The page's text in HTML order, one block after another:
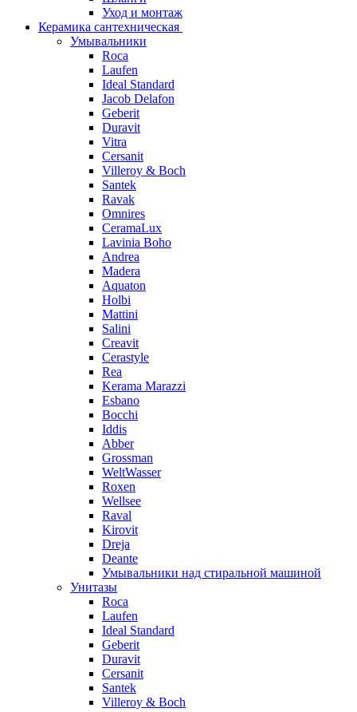
Уход и монтаж
Керамика сантехническая
Умывальники
Roca
Laufen
Ideal Standard
Jacob Delafon
Geberit
Duravit
Vitra
Cersanit
Villeroy & Boch
Santek
Ravak
Omnires
CeramaLux
Lavinia Boho
Andrea
Madera
Aquaton
Holbi
Mattini
Salini
Creavit
Cerastyle
Rea
Kerama Marazzi
Esbano
Bocchi
Iddis
Abber
Grossman
WeltWasser
Roxen
Wellsee
Raval
Kirovit
Dreja
Deante
Умывальники над стиральной машиной
Унитазы
Roca
Laufen
Ideal Standard
Geberit
Duravit
Cersanit
Santek
Villeroy & Boch